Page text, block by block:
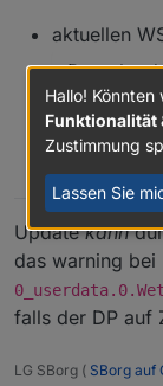
aktuellen
Download
./
ausführen
Updatekann
das warning bei
falls der DP auf
LG SBorg ( SBorg auf
Hallo!
Funktionalität
Zustimmung
Lassen Sie